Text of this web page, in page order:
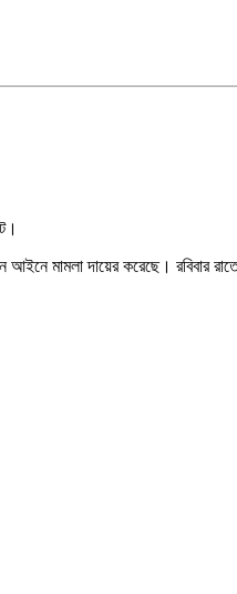
আইনে মামলা দায়ের করেছে। রবিবার